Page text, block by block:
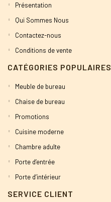
Présentation
Qui Sommes Nous
Contactez-nous
Conditions de vente
CATÉGORIES POPULAIRES
Meuble de bureau
Chaise de bureau
Promotions
Cuisine moderne
Chambre adulte
Porte d’entrée
Porte d’intérieur
SERVICE CLIENT